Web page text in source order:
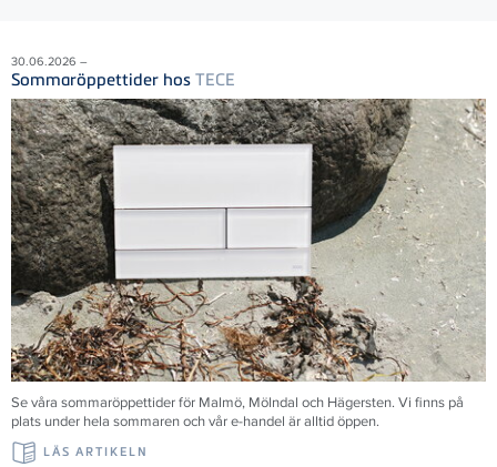
30.06.2026 –
Sommaröppettider hos TECE
Se våra sommaröppettider för Malmö, Mölndal och Hägersten. Vi finns på
plats under hela sommaren och vår e-handel är alltid öppen.
LÄS ARTIKELN